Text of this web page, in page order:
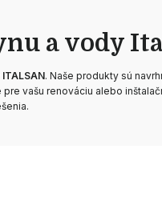
a vody
ITALSAN. Naše produkty sú
vašu renováciu alebo